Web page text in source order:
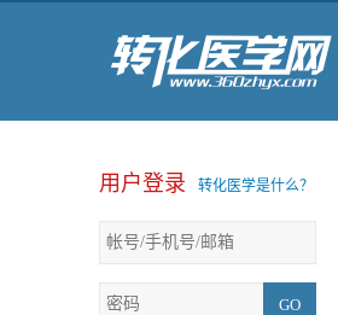
用户登录 转化医学是什么？